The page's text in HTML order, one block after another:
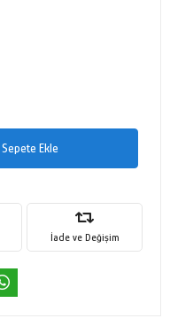
Sepete Ekle
İade ve Değişim